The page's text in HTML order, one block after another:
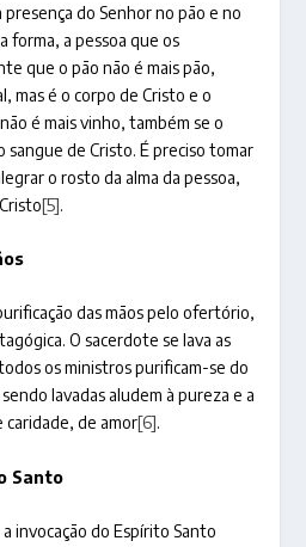
presença do Senhor no pão e no
forma, a pessoa que os
que o pão não é mais pão,
mas é o corpo de Cristo e o
é mais vinho, também se o
sangue de Cristo. É preciso tomar
o rosto da alma da pessoa,
[5].
das mãos pelo ofertório,
O sacerdote se lava as
os ministros purificam-se do
lavadas aludem à pureza e a
caridade, de amor[6].
Santo
invocação do Espírito Santo